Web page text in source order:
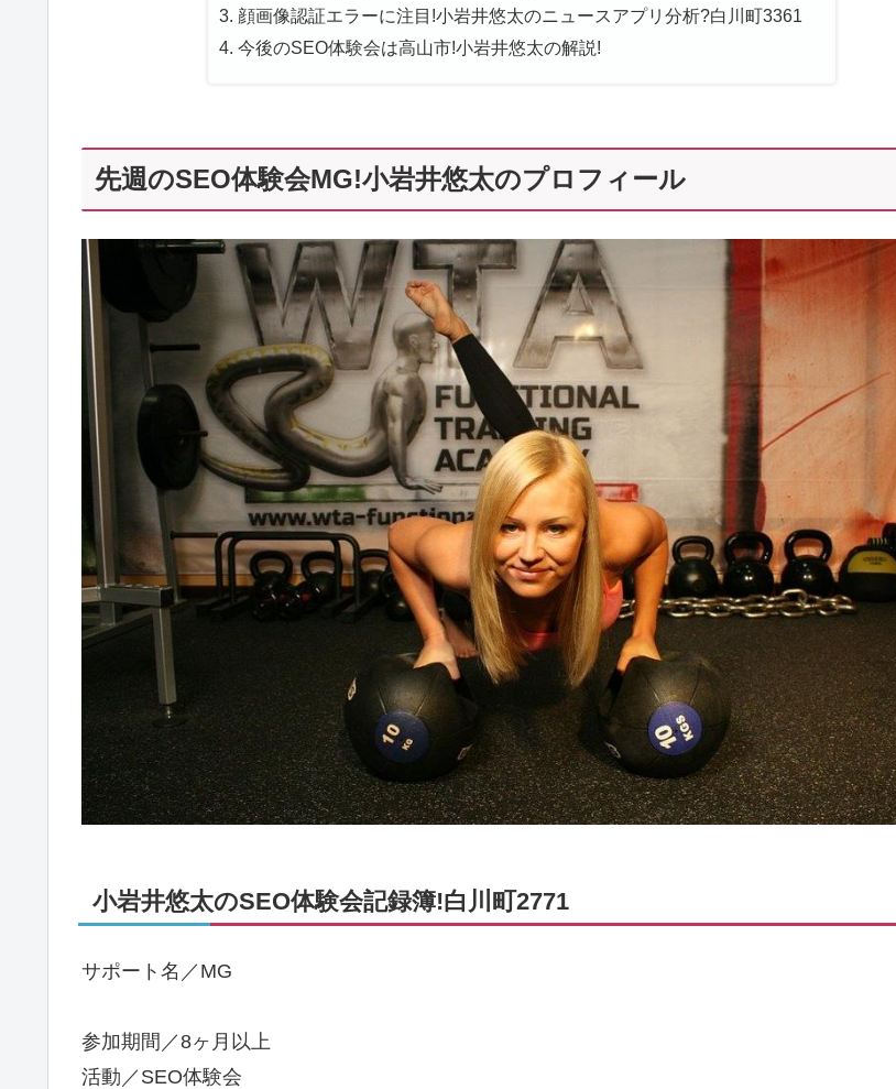
顔画像認証エラーに注目!小岩井悠太のニュースアプリ分析?白川町3361
今後のSEO体験会は高山市!小岩井悠太の解説!
先週のSEO体験会MG!小岩井悠太のプロフィール
小岩井悠太のSEO体験会記録簿!白川町2771
サポート名／MG
参加期間／8ヶ月以上
活動／SEO体験会